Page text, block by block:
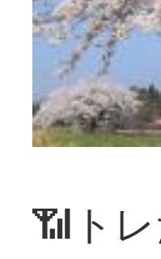
📶ト